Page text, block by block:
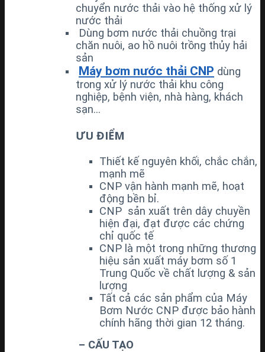
chuyển nước thải vào hệ thống xử lý
nước thải
Dùng bơm nước thải chuồng trại
chăn nuôi, ao hồ nuôi trồng thủy hải
sản
Máy bơm nước thải CNP dùng
trong xử lý nước thải khu công
nghiệp, bệnh viện, nhà hàng, khách
sạn…
ƯU ĐIỂM
Thiết kế nguyên khối, chắc chắn,
mạnh mẽ
CNP vận hành mạnh mẽ, hoạt
động bền bỉ.
CNP sản xuất trên dây chuyền
hiện đại, đạt được các chứng
chỉ quốc tế
CNP là một trong những thương
hiệu sản xuất máy bơm số 1
Trung Quốc về chất lượng & sản
lượng
Tất cả các sản phẩm của Máy
Bơm Nước CNP được bảo hành
chính hãng thời gian 12 tháng.
– CẤU TẠO